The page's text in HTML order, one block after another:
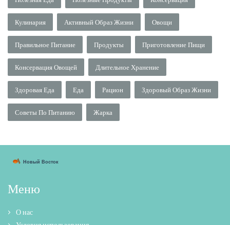
Кулинария Активный Образ Жизни Овощи
Правильное Питание Продукты Приготовление Пищи
Консервация Овощей Длительное Хранение
Здоровая Еда Еда Рацион Здоровый Образ Жизни
Советы По Питанию Жарка
Меню
О нас